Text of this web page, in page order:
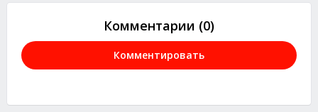
Комментарии (0)
Комментировать